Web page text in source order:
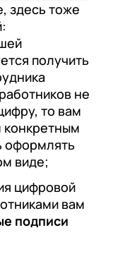
здесь тоже
получить
не
то вам
конкретным
оформлять
виде;
цифровой
вам
подписи